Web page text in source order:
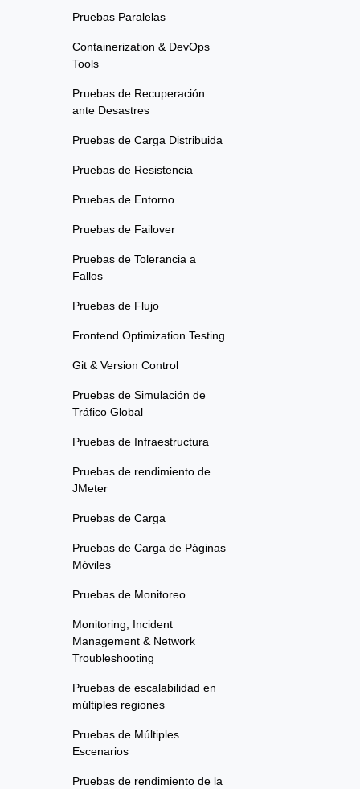
Pruebas Paralelas
Containerization & DevOps
Tools
Pruebas de Recuperación
ante Desastres
Pruebas de Carga Distribuida
Pruebas de Resistencia
Pruebas de Entorno
Pruebas de Failover
Pruebas de Tolerancia a
Fallos
Pruebas de Flujo
Frontend Optimization Testing
Git & Version Control
Pruebas de Simulación de
Tráfico Global
Pruebas de Infraestructura
Pruebas de rendimiento de
JMeter
Pruebas de Carga
Pruebas de Carga de Páginas
Móviles
Pruebas de Monitoreo
Monitoring, Incident
Management & Network
Troubleshooting
Pruebas de escalabilidad en
múltiples regiones
Pruebas de Múltiples
Escenarios
Pruebas de rendimiento de la